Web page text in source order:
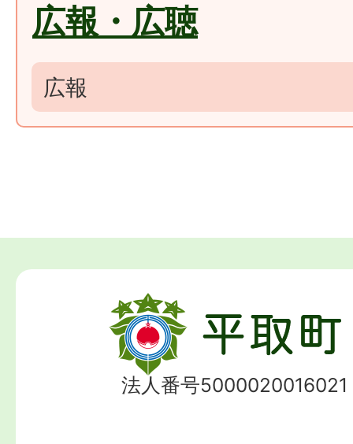
広報・広聴
広報
法人番号5000020016021